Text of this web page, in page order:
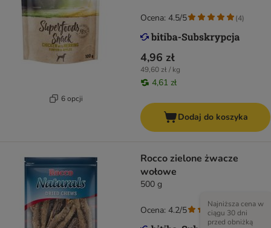
6 opcji
4,96 zł
49,60 zł / kg
4,61 zł
Ocena: 4.5/5 (4)
Dodaj do koszyka
Rocco zielone żwacze
wołowe
500 g
Najniższa cena w
ciągu 30 dni
przed obniżką
Ocena: 4.2/5 86)